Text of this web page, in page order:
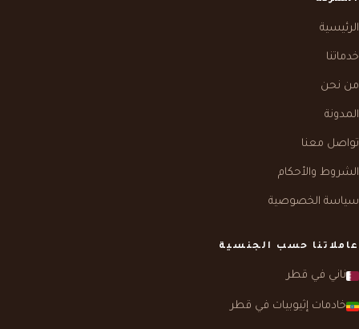
الرئيسية
خدماتنا
من نحن
المدونة
تواصل معنا
الشروط والأحكام
سياسة الخصوصية
عاملاتنا حسب الجنسية
ناني في قطر
خادمات إثيوبيات في قطر